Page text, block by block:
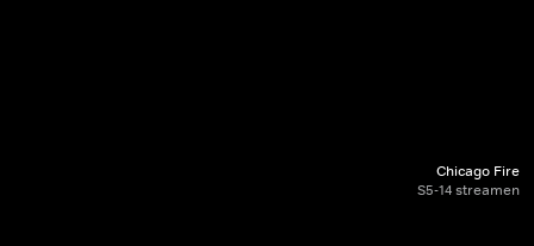
Chicago Fire
S5-14 streamen